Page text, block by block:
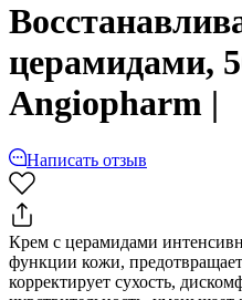
церамидами,
Angiopharm |
Написать отзыв
Крем с церамидами
функции кожи,
корректирует сухость,